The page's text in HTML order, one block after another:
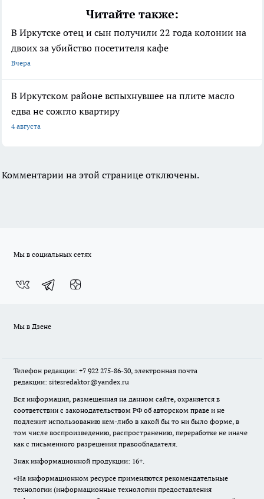
Читайте также:
В Иркутске отец и сын получили 22 года колонии на
двоих за убийство посетителя кафе
Вчера
В Иркутском районе вспыхнувшее на плите масло
едва не сожгло квартиру
4 августа
Комментарии на этой странице отключены.
Мы в социальных сетях
Мы в Дзене
Телефон редакции: +7 922 275-86-30, электронная почта
редакции: sitesredaktor@yandex.ru
Вся информация, размещенная на данном сайте, охраняется в
соответствии с законодательством РФ об авторском праве и не
подлежит использованию кем-либо в какой бы то ни было форме, в
том числе воспроизведению, распространению, переработке не иначе
как с письменного разрешения правообладателя.
Знак информационной продукции: 16+.
«На информационном ресурсе применяются рекомендательные
технологии (информационные технологии предоставления